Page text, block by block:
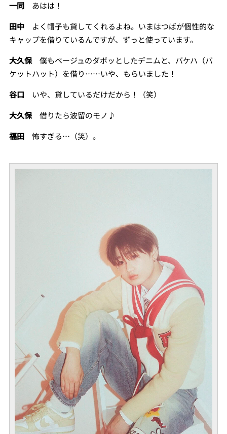
一同あはは！
田中よく帽子も貸してくれるよね。いまはつばが個性的な
キャップを借りているんですが、ずっと使っています。
大久保僕もベージュのダボッとしたデニムと、バケハ（バ
ケットハット）を借り……いや、もらいました！
谷口 いや、貸しているだけだから！（笑）
大久保借りたら波留のモノ♪
福田怖すぎる…（笑）。